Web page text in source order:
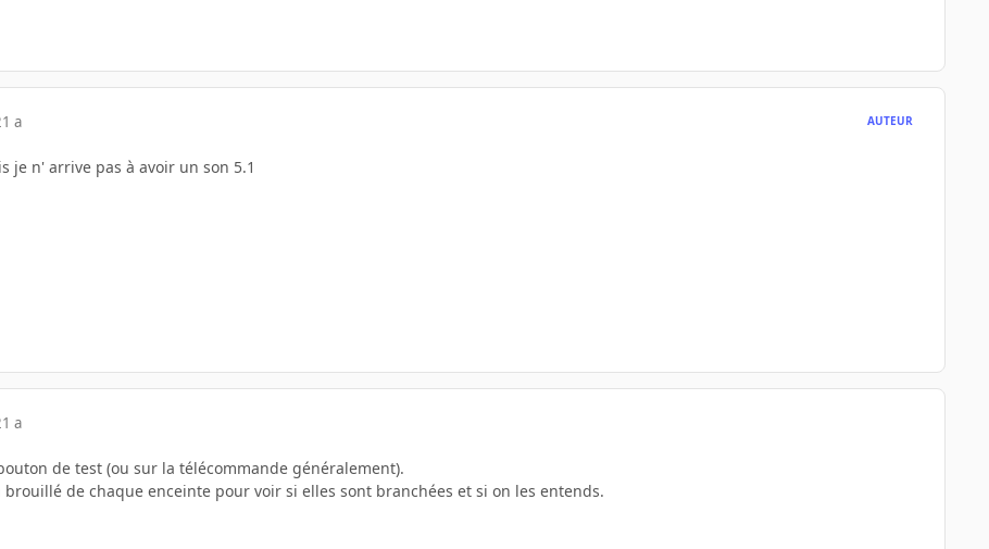
a AUTEUR
je n' arrive pas à avoir un son 5.1
a
de test (ou sur la télécommande généralement).
brouillé de chaque enceinte pour voir si elles sont branchées et si on les entends.